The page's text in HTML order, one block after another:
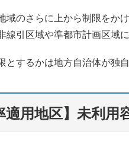
域のさらに上から制限をか
線引区域や準都市計画区域
とするかは地方自治体が独自
適用地区】未利